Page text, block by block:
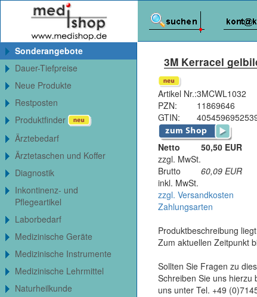
3M Kerracel
Artikel Nr.:3MCWL1032
PZN:
11869646
GTIN:
Netto
50,50 EUR
zzgl. MwSt.
Brutto
60,09 EUR
inkl. MwSt.
zzgl. Versandkosten
Zahlungsarten
Produktbeschreibung
Zum aktuellen Zeitpunkt
Sollten Sie Fragen zu
Schreiben Sie uns hierzu
uns unter Tel. +49
Sonderangebote
Dauer-Tiefpreise
Neue Produkte
Restposten
Produktfinder
Ärztebedarf
Ärztetaschen und Koffer
Diagnostik
Inkontinenz- und
Pflegeartikel
Laborbedarf
Medizinische Geräte
Medizinische Instrumente
Medizinische Lehrmittel
Naturheilkunde